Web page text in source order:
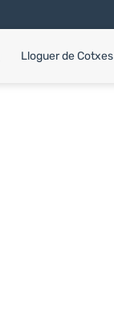
Lloguer de Cotxes